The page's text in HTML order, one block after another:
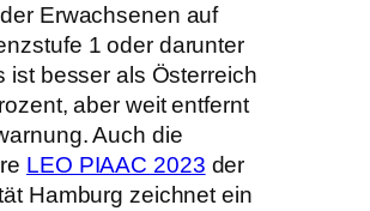
Erwachsenen auf
1 oder darunter
ist besser als Österreich
aber weit entfernt
Auch die
LEO PIAAC 2023 der
Hamburg zeichnet ein